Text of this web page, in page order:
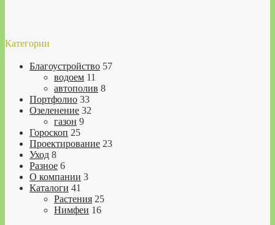
Категории
Благоустройство 57
водоем 11
автополив 8
Портфолио 33
Озеленение 32
газон 9
Гороскоп 25
Проектирование 23
Уход 8
Разное 6
О компании 3
Каталоги 41
Растения 25
Нимфеи 16